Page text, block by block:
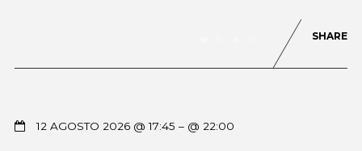
SHARE
12 AGOSTO 2026 @ 17:45 – @ 22:00